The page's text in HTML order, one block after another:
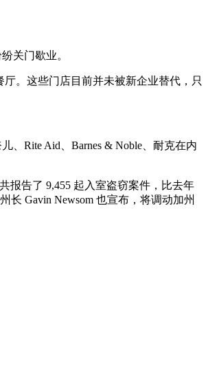
关门歇业。
厅。这些门店目前并未被新企业替代，只
、Rite Aid、Barnes & Noble、耐克在内
报告了 9,455 起入室盗窃案件，比去年
Gavin Newsom 也宣布，将调动加州